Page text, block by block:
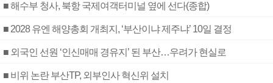
■ 해수부 청사, 북항 국제여객터미널 옆에 선다(종합)
■ 2028 유엔 해양총회 개최지, ‘부산이냐 제주냐’ 10일 결정
■ 외국인 선원 ‘인신매매 경유지’ 된 부산…우려가 현실로
■ 비위 논란 부산TP, 외부인사 혁신위 설치